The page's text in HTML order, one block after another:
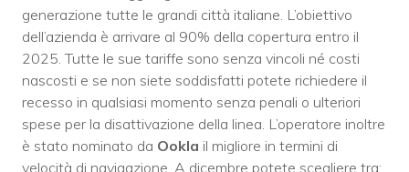
generazione tutte le grandi città italiane. L’obiettivo
dell’azienda è arrivare al 90% della copertura entro il
2025. Tutte le sue tariffe sono senza vincoli né costi
nascosti e se non siete soddisfatti potete richiedere il
recesso in qualsiasi momento senza penali o ulteriori
spese per la disattivazione della linea. L’operatore inoltre
è stato nominato da Ookla il migliore in termini di
velocità di navigazione. A dicembre potete scegliere tra: